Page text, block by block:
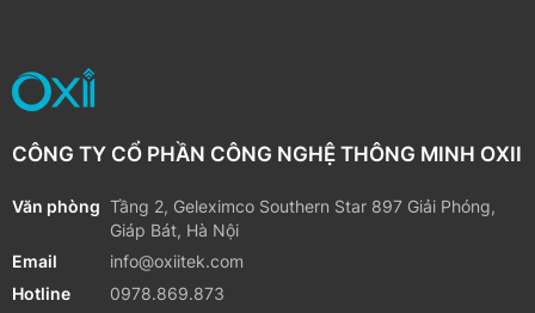
CÔNG TY CỔ PHẦN CÔNG NGHỆ THÔNG MINH OXII
Văn phòng Tầng 2, Geleximco Southern Star 897 Giải Phóng,
Giáp Bát, Hà Nội
Email
info@oxiitek.com
Hotline
0978.869.873